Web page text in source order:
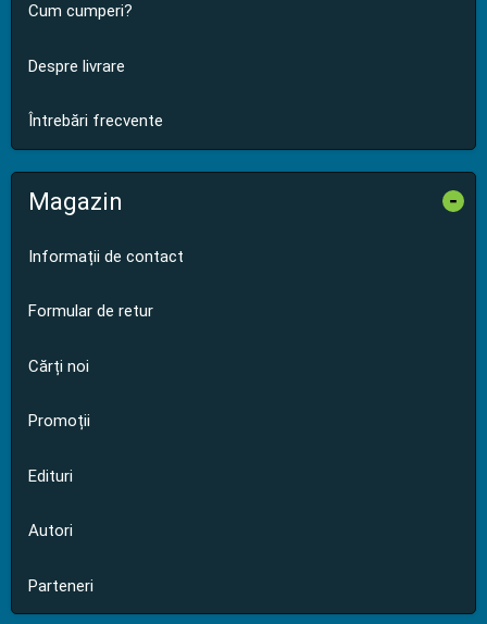
Cum cumperi?
Despre livrare
Întrebări frecvente
Magazin -
Informații de contact
Formular de retur
Cărți noi
Promoții
Edituri
Autori
Parteneri